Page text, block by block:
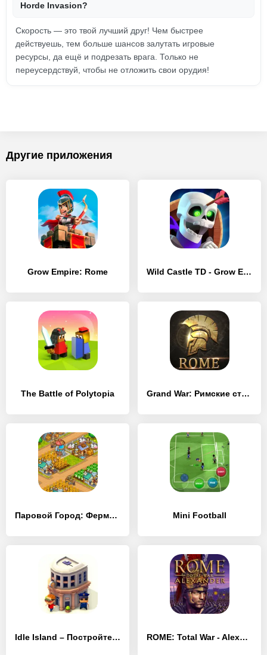
Horde Invasion?
Скорость — это твой лучший друг! Чем быстрее
действуешь, тем больше шансов залутать игровые
ресурсы, да ещё и подрезать врага. Только не
переусердствуй, чтобы не отложить свои орудия!
Другие приложения
Grow Empire: Rome Wild Castle TD - Grow Empire
The Battle of Polytopia Grand War: Римские стратегии
Паровой Город: Ферма и битва Mini Football
Idle Island – Постройте город на своем острове! ROME: Total War - Alexander